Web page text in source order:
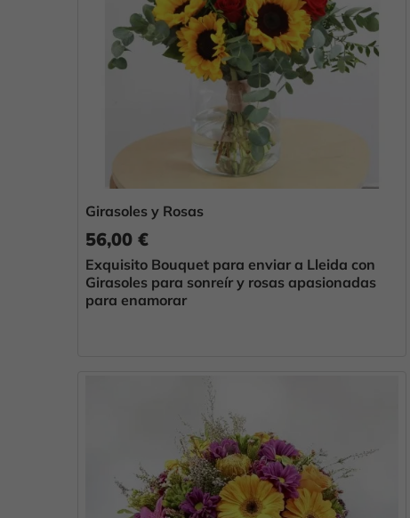
Girasoles y Rosas
56,00 €
Exquisito Bouquet para enviar a Lleida con
Girasoles para sonreír y rosas apasionadas
para enamorar